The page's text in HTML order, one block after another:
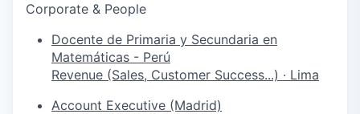
Corporate & People
Docente de Primaria y Secundaria en
Matemáticas - Perú
Revenue (Sales, Customer Success...) · Lima
Account Executive (Madrid)